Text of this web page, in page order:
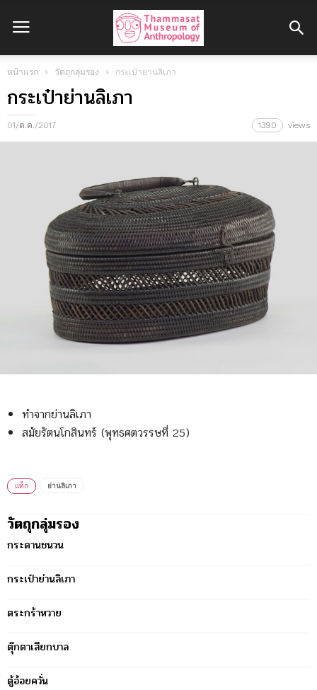
หน้าแรก วัตถุกลุ่มรอง กระเป๋าย่านลิเภา
กระเป๋าย่านลิเภา
01/ต.ค./2017 1390 views
ทำจากย่านลิเภา
สมัยรัตนโกสินทร์ (พุทธศตวรรษที่ 25)
แท็ก ย่านลิเภา
วัตถุกลุ่มรอง
กระดานชนวน
กระเป๋าย่านลิเภา
ตระกร้าหวาย
ตุ๊กตาเสียกบาล
ตู้อ้อยควั่น